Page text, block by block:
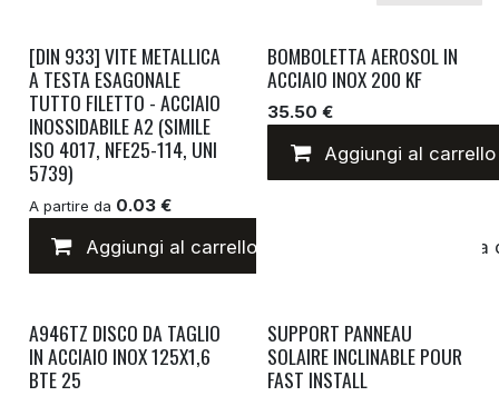
[DIN 933] VITE METALLICA
A TESTA ESAGONALE
TUTTO FILETTO - ACCIAIO
INOSSIDABILE A2 (SIMILE
ISO 4017, NFE25-114, UNI
5739)
A partire da 0.03 €
Aggiungi al carrello Aggiungi alla lista
BOMBOLETTA AEROSOL IN
ACCIAIO INOX 200 KF
35.50 €
Aggiungi al carrello
A946TZ DISCO DA TAGLIO
IN ACCIAIO INOX 125X1,6
BTE 25
SUPPORT PANNEAU
SOLAIRE INCLINABLE POUR
FAST INSTALL